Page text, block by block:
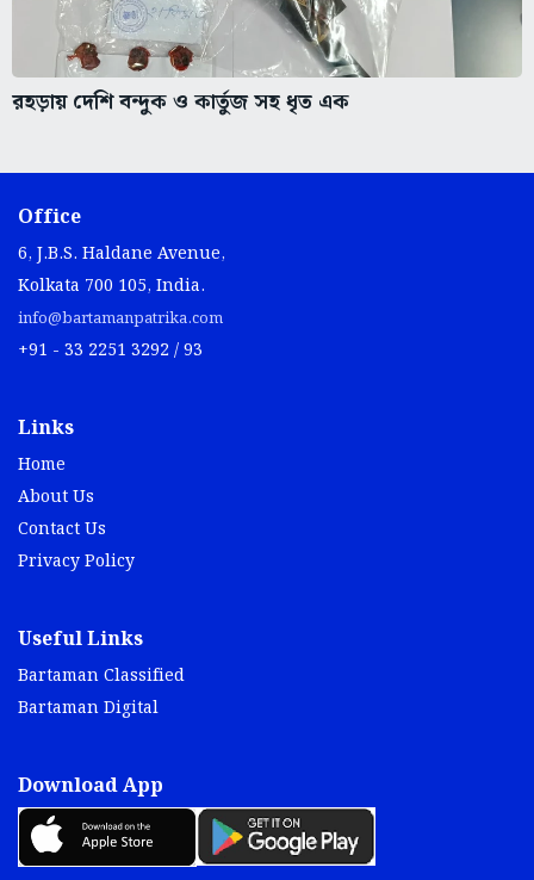
রহড়ায় দেশি বন্দুক ও কার্তুজ সহ ধৃত এক
Office
6, J.B.S. Haldane Avenue,
Kolkata 700 105, India.
info@bartamanpatrika.com
+91 - 33 2251 3292 / 93
Links
Home
About Us
Contact Us
Privacy Policy
Useful Links
Bartaman Classified
Bartaman Digital
Download App